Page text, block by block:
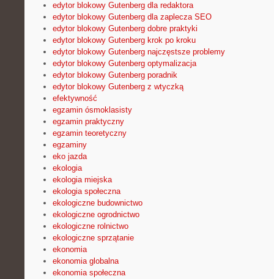
edytor blokowy Gutenberg dla redaktora
edytor blokowy Gutenberg dla zaplecza SEO
edytor blokowy Gutenberg dobre praktyki
edytor blokowy Gutenberg krok po kroku
edytor blokowy Gutenberg najczęstsze problemy
edytor blokowy Gutenberg optymalizacja
edytor blokowy Gutenberg poradnik
edytor blokowy Gutenberg z wtyczką
efektywność
egzamin ósmoklasisty
egzamin praktyczny
egzamin teoretyczny
egzaminy
eko jazda
ekologia
ekologia miejska
ekologia społeczna
ekologiczne budownictwo
ekologiczne ogrodnictwo
ekologiczne rolnictwo
ekologiczne sprzątanie
ekonomia
ekonomia globalna
ekonomia społeczna